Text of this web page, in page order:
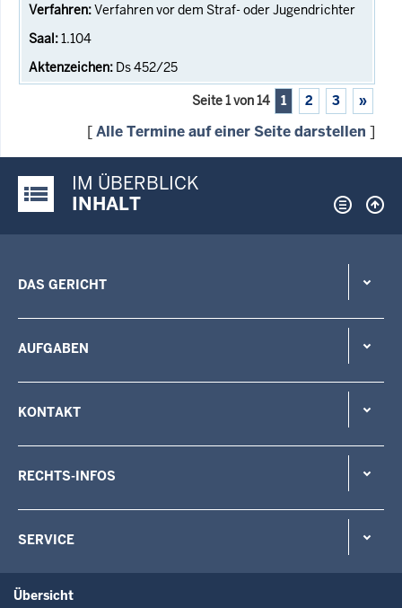
Verfahren vor dem Straf- oder Jugendrichter
1.104
Ds 452/25
Seite 1 von 14 1 2 3 »
[Alle Termine auf einer Seite darstellen ]
Justiz-Portal im Überblick:
IM ÜBERBLICK
INHALT
DAS GERICHT
AUFGABEN
KONTAKT
RECHTS-INFOS
SERVICE
Übersicht